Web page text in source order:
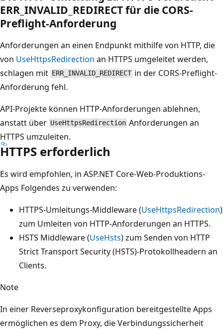
ERR_INVALID_REDIRECT für die CORS-
Preflight-Anforderung
Anforderungen an einen Endpunkt mithilfe von HTTP, die
von UseHttpsRedirection an HTTPS umgeleitet werden,
schlagen mit ERR_INVALID_REDIRECT in der CORS-Preflight-
Anforderung fehl.
API-Projekte können HTTP-Anforderungen ablehnen,
anstatt über UseHttpsRedirection Anforderungen an
HTTPS umzuleiten.
HTTPS erforderlich
Es wird empfohlen, in ASP.NET Core-Web-Produktions-
Apps Folgendes zu verwenden:
HTTPS-Umleitungs-Middleware (UseHttpsRedirection)
zum Umleiten von HTTP-Anforderungen an HTTPS.
HSTS Middleware (UseHsts) zum Senden von HTTP
Strict Transport Security (HSTS)-Protokollheadern an
Clients.
Note
In einer Reverseproxykonfiguration bereitgestellte Apps
ermöglichen es dem Proxy, die Verbindungssicherheit